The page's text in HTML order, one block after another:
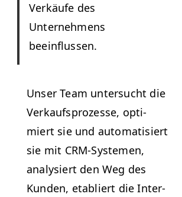
Verkäufe des
Unternehmens
beeinflussen.
Unser Team unter­sucht die
Verkauf­sprozesse, opti­
miert sie und automa­tisiert
sie mit CRM-Sys­te­men,
analysiert den Weg des
Kun­den, etabliert die Inter­